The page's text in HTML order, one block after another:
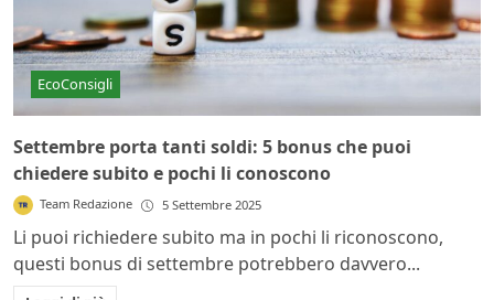
EcoConsigli
Settembre porta tanti soldi: 5 bonus che puoi
chiedere subito e pochi li conoscono
Team Redazione 5 Settembre 2025
Li puoi richiedere subito ma in pochi li riconoscono,
questi bonus di settembre potrebbero davvero...